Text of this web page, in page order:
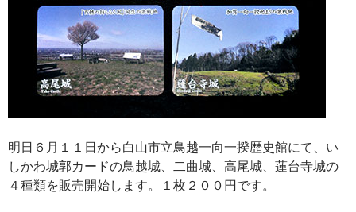
明日６月１１日から白山市立鳥越一向一揆歴史館にて、い
しかわ城郭カードの鳥越城、二曲城、高尾城、蓮台寺城の
４種類を販売開始します。１枚２００円です。